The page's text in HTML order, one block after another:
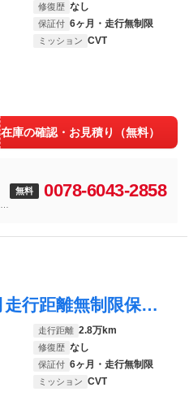
修復歴 なし
保証付 6ヶ月・走行無制限
ミッション CVT
在庫の確認・お見積り（無料）
無料 0078-6043-2858
プリウス Ｚ プラグインハイブリッド ６ヶ月走行距離無制限保証付 純正１２．３インチナビ 本革シート 全方位カメラ レーダークルーズコントロール 衝突軽減ブレーキ クリアランスソナー ブラインドスポットモニター シートエアコン Ｐシート
走行距離 2.8万km
修復歴 なし
保証付 6ヶ月・走行無制限
ミッション CVT